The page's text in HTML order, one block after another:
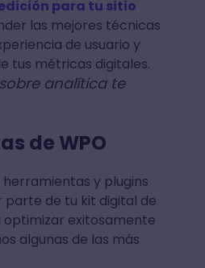
para tu sitio
las mejores técnicas
de usuario y
tus métricas digitales.
analítica te
de WPO
herramientas y plugins
parte de tu kit digital de
optimizar exitosamente
algunas de las más